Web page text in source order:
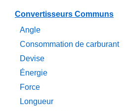
Convertisseurs Communs
Angle
Consommation de carburant
Devise
Énergie
Force
Longueur